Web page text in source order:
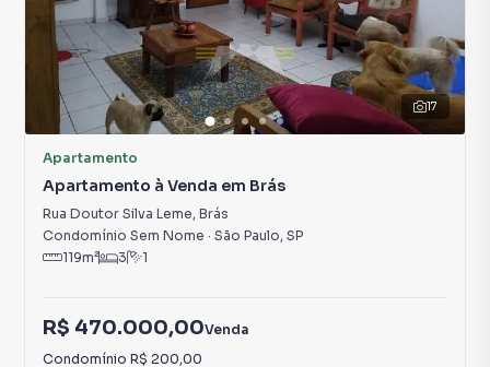
17
Apartamento
Apartamento à Venda em Brás
Rua Doutor Silva Leme, Brás
Condomínio Sem Nome · São Paulo, SP
119m² 3 1
R$ 470.000,00Venda
Condomínio R$ 200,00